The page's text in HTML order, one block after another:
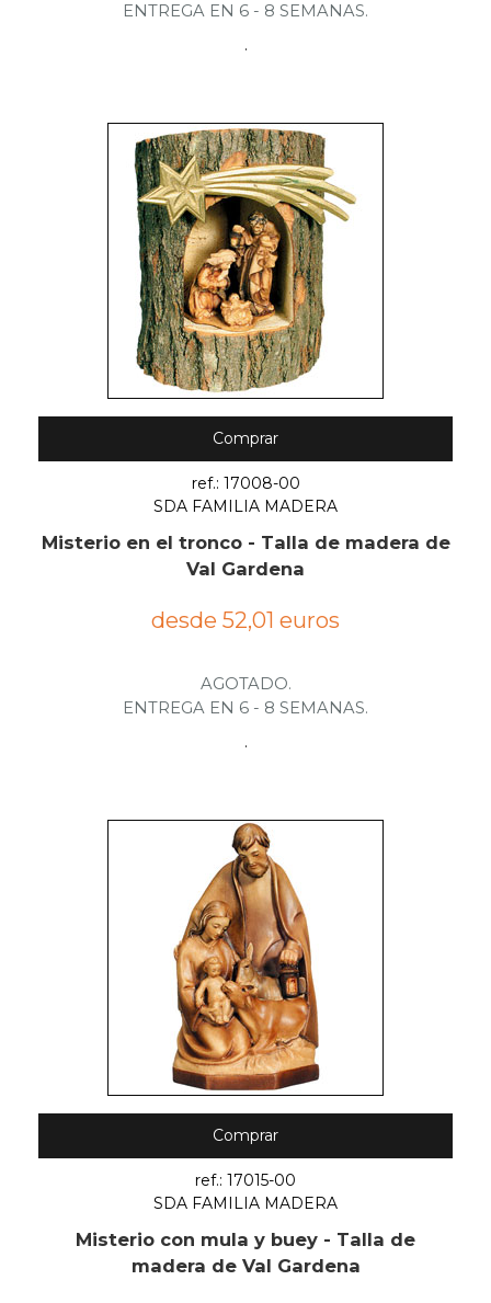
ENTREGA EN 6 - 8 SEMANAS.
.
Comprar
ref.: 17008-00
SDA FAMILIA MADERA
Misterio en el tronco - Talla de madera de
Val Gardena
desde 52,01 euros
AGOTADO.
ENTREGA EN 6 - 8 SEMANAS.
.
Comprar
ref.: 17015-00
SDA FAMILIA MADERA
Misterio con mula y buey - Talla de
madera de Val Gardena